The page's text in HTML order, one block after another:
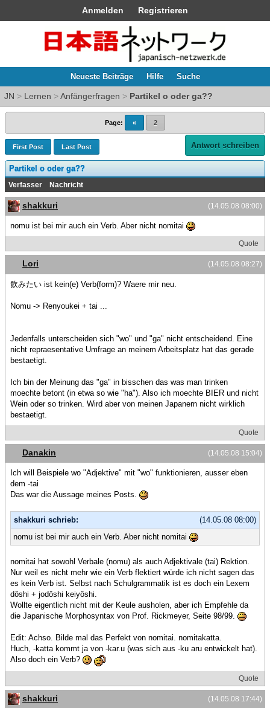
Anmelden Registrieren
Neueste Beiträge Hilfe Suche
JN > Lernen >Anfängerfragen > Partikel o oder ga??
Page: « 2
First Post Last Post Antwort schreiben
Partikel o oder ga??
Verfasser Nachricht
(14.05.08 08:00)
shakkuri
nomu ist bei mir auch ein Verb. Aber nicht nomitai
Quote
(14.05.08 08:27)
Lori
飲みたい ist kein(e) Verb(form)? Waere mir neu.
Nomu -> Renyoukei + tai ...
Jedenfalls unterscheiden sich "wo" und "ga" nicht entscheidend. Eine
nicht repraesentative Umfrage an meinem Arbeitsplatz hat das gerade
bestaetigt.
Ich bin der Meinung das "ga" in bisschen das was man trinken
moechte betont (in etwa so wie "ha"). Also ich moechte BIER und nicht
Wein oder so trinken. Wird aber von meinen Japanern nicht wirklich
bestaetigt.
Quote
(14.05.08 15:04)
Danakin
Ich will Beispiele wo "Adjektive" mit "wo" funktionieren, ausser eben
dem -tai
Das war die Aussage meines Posts.
(14.05.08 08:00)
shakkuri schrieb:
nomu ist bei mir auch ein Verb. Aber nicht nomitai
nomitai hat sowohl Verbale (nomu) als auch Adjektivale (tai) Rektion.
Nur weil es nicht mehr wie ein Verb flektiert würde ich nicht sagen das
es kein Verb ist. Selbst nach Schulgrammatik ist es doch ein Lexem
dôshi + jodôshi keiyôshi.
Wollte eigentlich nicht mit der Keule ausholen, aber ich Empfehle da
die Japanische Morphosyntax von Prof. Rickmeyer, Seite 98/99.
Edit: Achso. Bilde mal das Perfekt von nomitai. nomitakatta.
Huch, -katta kommt ja von -kar.u (was sich aus -ku aru entwickelt hat).
Also doch ein Verb?
Quote
(14.05.08 17:44)
shakkuri